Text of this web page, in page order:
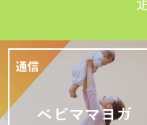
ベビママヨガ